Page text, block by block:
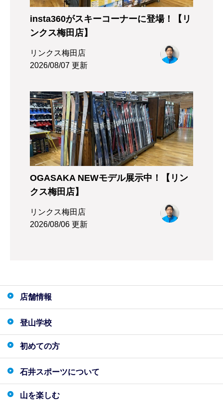
insta360がスキーコーナーに登場！【リ
ンクス梅田店】
リンクス梅田店
2026/08/07 更新
OGASAKA NEWモデル展示中！【リン
クス梅田店】
リンクス梅田店
2026/08/06 更新
店舗情報
登山学校
初めての方
石井スポーツについて
山を楽しむ